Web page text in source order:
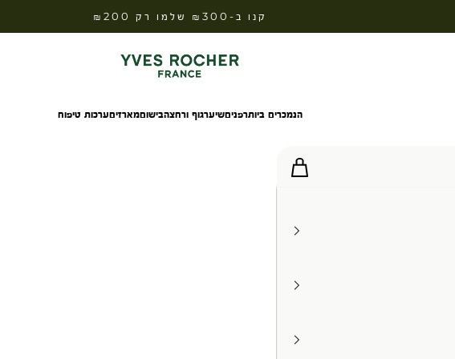
קנו ב-₪300 שלמו רק ₪200
Yves Rocher Israel
הנמכרים ביותרפניםשיערגוף ורחצהבישוםמארזיםערכות טיפוח